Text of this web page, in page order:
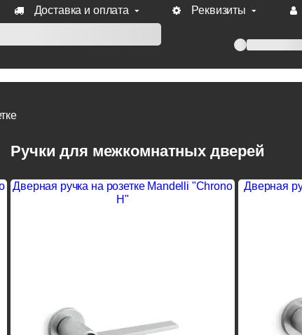
Доставка и оплата Реквизиты
Tupai, Extreza, Melodia, Forme при оплате по счету.
Ручки для межкомнатных дверей
Дверная ручка на розетке Mandelli "Chrono
H"
Дверная